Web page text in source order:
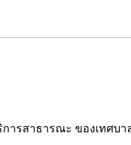
รสาธารณะ ของเทศบา